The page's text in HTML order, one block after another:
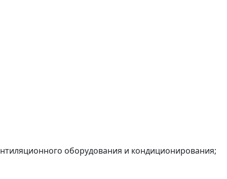
оборудования и кондиционирования;